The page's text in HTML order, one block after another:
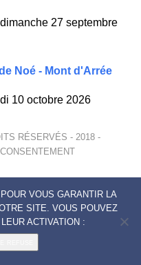
27 septembre
Noé - Mont d'Arrée
10 octobre 2026
RÉSERVÉS - 2018 -
VOUS GARANTIR LA
SITE. VOUS POUVEZ
ACTIVATION :